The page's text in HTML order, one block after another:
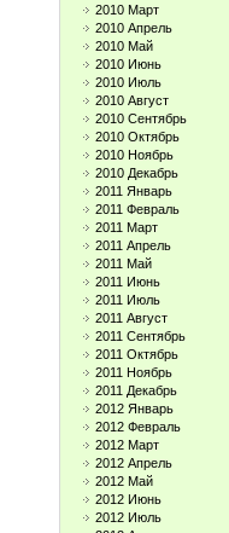
2010 Март
2010 Апрель
2010 Май
2010 Июнь
2010 Июль
2010 Август
2010 Сентябрь
2010 Октябрь
2010 Ноябрь
2010 Декабрь
2011 Январь
2011 Февраль
2011 Март
2011 Апрель
2011 Май
2011 Июнь
2011 Июль
2011 Август
2011 Сентябрь
2011 Октябрь
2011 Ноябрь
2011 Декабрь
2012 Январь
2012 Февраль
2012 Март
2012 Апрель
2012 Май
2012 Июнь
2012 Июль